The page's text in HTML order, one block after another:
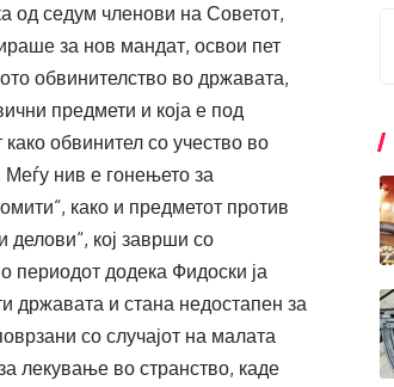
од седум членови на Советот,
за нов мандат, освои пет
обвинителство во државата,
предмети и која е под
обвинител со учество во
нив е гонењето за
како и предметот против
делови“, кој заврши со
периодот додека Фидоски ја
државата и стана недостапен за
со случајот на малата
лекување во странство, каде